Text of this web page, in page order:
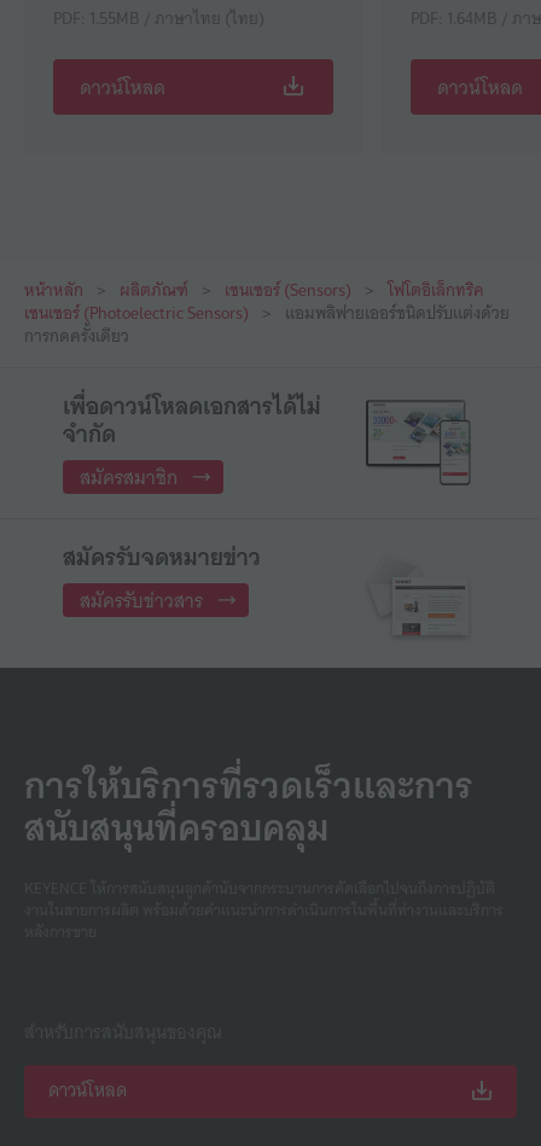
PDF: 1.55MB / ภาษาไทย (ไทย)
ดาวน์โหลด
PDF: 1.64MB / ภ
ดาวน์โหลด
หน้าหลัก ผลิตภัณฑ์ เซนเซอร์ (Sensors) โฟโตอิเล็กทริค
เซนเซอร์ (Photoelectric Sensors) แอมพลิฟายเออร์ชนิดปรับแต่งด้วย
การกดครั้งเดียว
เพื่อดาวน์โหลดเอกสารได้ไม่
จำกัด
สมัครสมาชิก
สมัครรับจดหมายข่าว
สมัครรับข่าวสาร
การให้บริการที่รวดเร็วและการ
สนับสนุนที่ครอบคลุม
ดาวน์โหลด